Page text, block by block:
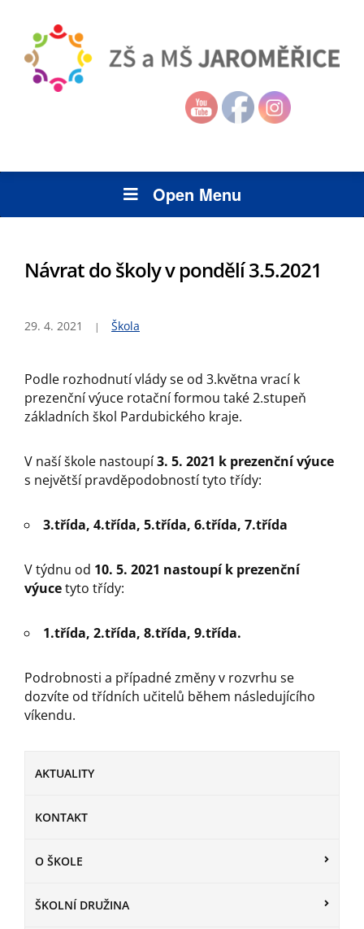
Open Menu
AKTUALITY
KONTAKT
O ŠKOLE
ŠKOLNÍ DRUŽINA
Návrat do školy v pondělí 3.5.2021
29. 4. 2021 Škola
Podle rozhodnutí vlády se od 3.května vrací k
prezenční výuce rotační formou také 2.stupeň
základních škol Pardubického kraje.
V naší škole nastoupí3. 5. 2021 k prezenční výuce
s největší pravděpodobností tyto třídy:
3.třída, 4.třída, 5.třída, 6.třída, 7.třída
V týdnu od 10. 5. 2021 nastoupí k prezenční
výucetyto třídy:
1.třída, 2.třída, 8.třída, 9.třída.
Podrobnosti a případné změny v rozvrhu se
dozvíte od třídních učitelů během následujícího
víkendu.